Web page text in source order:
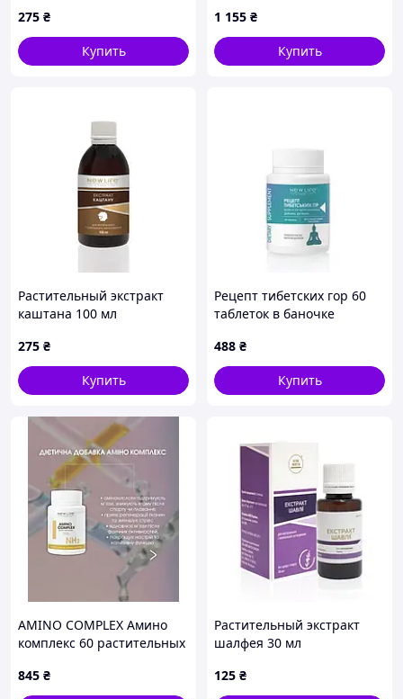
275 ₴
Купить
1 155 ₴
Купить
Растительный экстракт
каштана 100 мл
275 ₴
Купить
Рецепт тибетских гор 60
таблеток в баночке
488 ₴
Купить
AMINO COMPLEX Амино
комплекс 60 растительных
845 ₴
Растительный экстракт
шалфея 30 мл
125 ₴